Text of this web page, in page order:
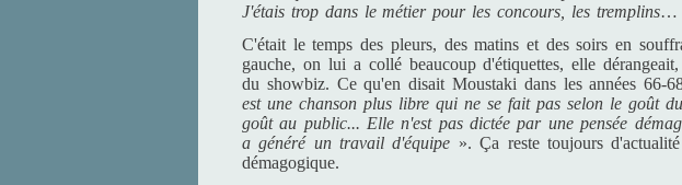
J'étais trop dans le métier pour les concours, les tremplins…
C'était le temps des pleurs, des matins et des soirs en
gauche, on lui a collé beaucoup d'étiquettes, elle
du showbiz. Ce qu'en disait Moustaki dans les années 66-
est une chanson plus libre qui ne se fait pas selon le goût
goût au public... Elle n'est pas dictée par une pensée
a généré un travail d'équipe ». Ça reste toujours
démagogique.